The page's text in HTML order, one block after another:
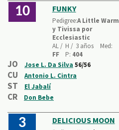
10 FUNKY
Pedigree:A Little Warm
y Tivissa por
Ecclesiastic
AL / H / 3 años
Med:
FF
P: 404
JO Jose L. Da Silva 56/56
CU Antonio L. Cintra
ST El Jabalí
CR Don Bebe
3 DELICIOUS MOON